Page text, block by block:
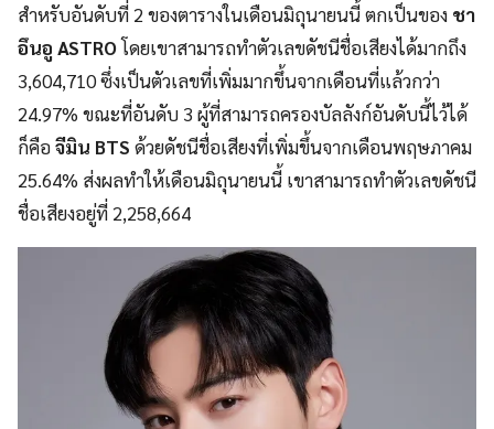
สำหรับอันดับที่ 2 ของตารางในเดือนมิถุนายนนี้ ตกเป็นของ ชา
อึนอู ASTROโดยเขาสามารถทำตัวเลขดัชนีชื่อเสียงได้มากถึง
3,604,710 ซึ่งเป็นตัวเลขที่เพิ่มมากขึ้นจากเดือนที่แล้วกว่า
24.97% ขณะที่อันดับ 3 ผู้ที่สามารถครองบัลลังก์อันดับนี้ไว้ได้
ก็คือจีมิน BTS ด้วยดัชนีชื่อเสียงที่เพิ่มขึ้นจากเดือนพฤษภาคม
25.64% ส่งผลทำให้เดือนมิถุนายนนี้ เขาสามารถทำตัวเลขดัชนี
ชื่อเสียงอยู่ที่ 2,258,664